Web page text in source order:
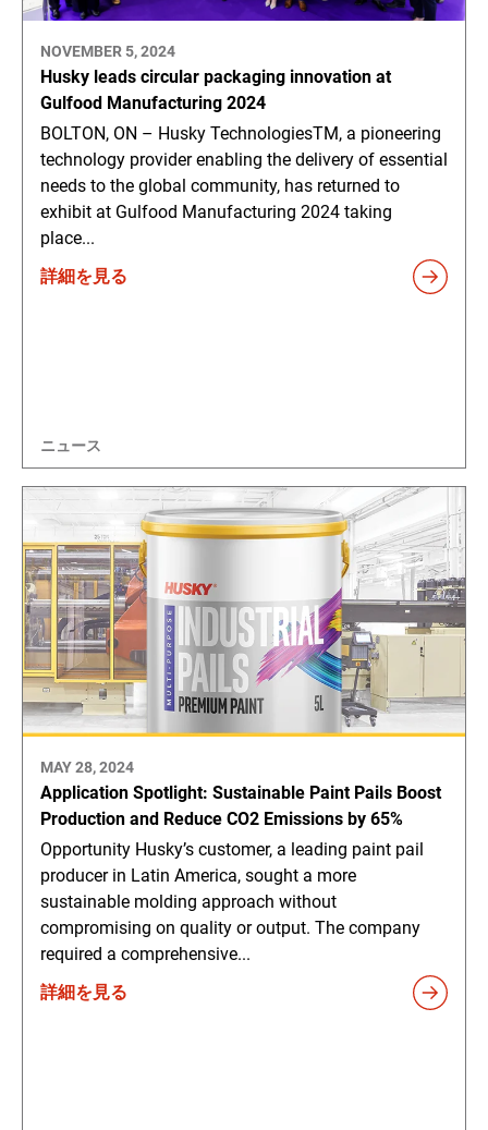
NOVEMBER 5, 2024
Husky leads circular packaging innovation at
Gulfood Manufacturing 2024
BOLTON, ON – Husky TechnologiesTM, a pioneering
technology provider enabling the delivery of essential
needs to the global community, has returned to
exhibit at Gulfood Manufacturing 2024 taking
place...
詳細を見る
ニュース
MAY 28, 2024
Application Spotlight: Sustainable Paint Pails Boost
Production and Reduce CO2 Emissions by 65%
Opportunity Husky’s customer, a leading paint pail
producer in Latin America, sought a more
sustainable molding approach without
compromising on quality or output. The company
required a comprehensive...
詳細を見る